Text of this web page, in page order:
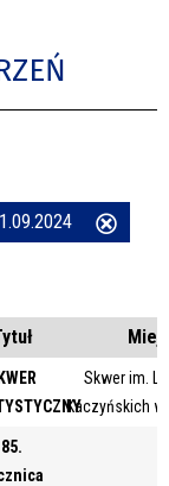
Skwer im.
Kaczyńskich
85.